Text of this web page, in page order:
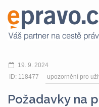
19. 9. 2024
ID: 118477
upozornění pro
Požadavky na